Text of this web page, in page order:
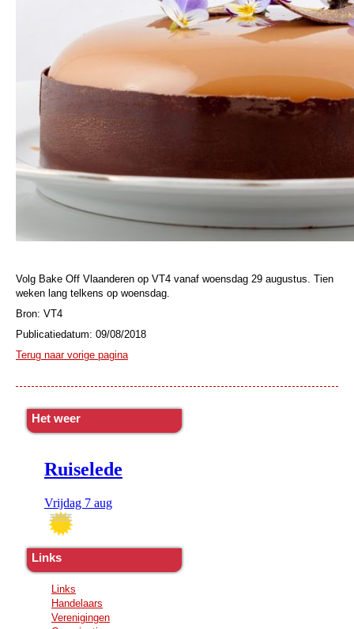
Volg Bake Off Vlaanderen op VT4 vanaf woensdag 29 augustus. Tien
weken lang telkens op woensdag.
Bron: VT4
Publicatiedatum: 09/08/2018
Terug naar vorige pagina
Het weer
Links
Links
Handelaars
Verenigingen